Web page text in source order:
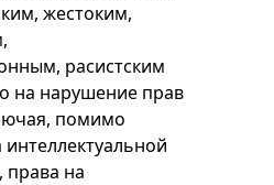
жестоким,
расистским
на нарушение прав
помимо
права на